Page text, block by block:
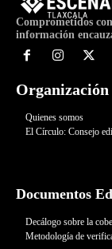
Comprometidos
información
Organización
Quienes somos
El Círculo: Consejo
Documentos
Decálogo sobre la
Metodología de